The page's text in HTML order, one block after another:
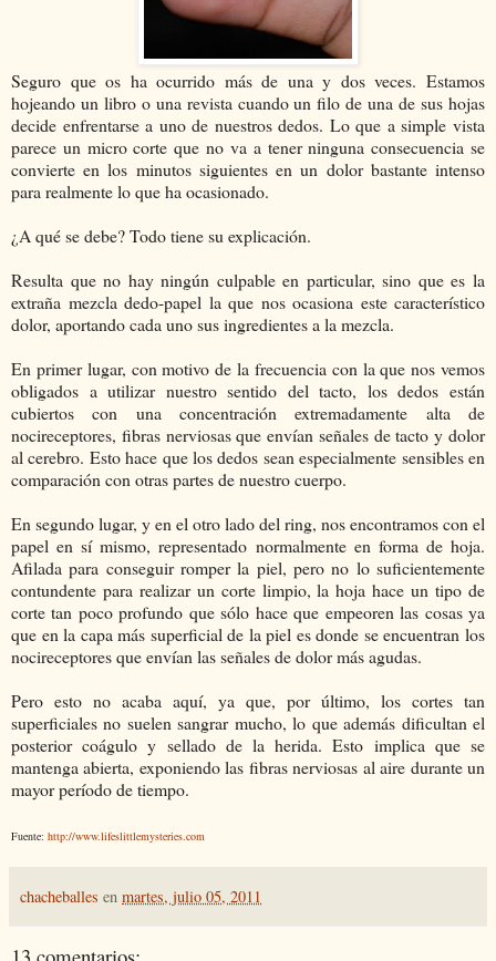
Seguro que os ha ocurrido más de una y dos veces. Estamos
hojeando un libro o una revista cuando un filo de una de sus hojas
decide enfrentarse a uno de nuestros dedos. Lo que a simple vista
parece un micro corte que no va a tener ninguna consecuencia se
convierte en los minutos siguientes en un dolor bastante intenso
para realmente lo que ha ocasionado.
¿A qué se debe? Todo tiene su explicación.
Resulta que no hay ningún culpable en particular, sino que es la
extraña mezcla dedo-papel la que nos ocasiona este característico
dolor, aportando cada uno sus ingredientes a la mezcla.
En primer lugar, con motivo de la frecuencia con la que nos vemos
obligados a utilizar nuestro sentido del tacto, los dedos están
cubiertos con una concentración extremadamente alta de
nocireceptores, fibras nerviosas que envían señales de tacto y dolor
al cerebro. Esto hace que los dedos sean especialmente sensibles en
comparación con otras partes de nuestro cuerpo.
En segundo lugar, y en el otro lado del ring, nos encontramos con el
papel en sí mismo, representado normalmente en forma de hoja.
Afilada para conseguir romper la piel, pero no lo suficientemente
contundente para realizar un corte limpio, la hoja hace un tipo de
corte tan poco profundo que sólo hace que empeoren las cosas ya
que en la capa más superficial de la piel es donde se encuentran los
nocireceptores que envían las señales de dolor más agudas.
Pero esto no acaba aquí, ya que, por último, los cortes tan
superficiales no suelen sangrar mucho, lo que además dificultan el
posterior coágulo y sellado de la herida. Esto implica que se
mantenga abierta, exponiendo las fibras nerviosas al aire durante un
mayor período de tiempo.
Fuente: http://www.lifeslittlemysteries.com
chacheballes en martes, julio 05, 2011